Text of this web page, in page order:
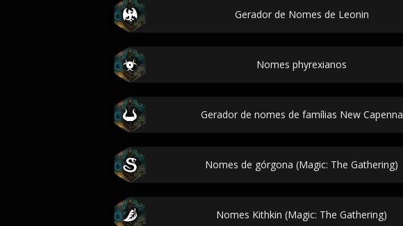
Gerador de Nomes de Leonin
Nomes phyrexianos
Gerador de nomes de famílias New Capenna
Nomes de górgona (Magic: The Gathering)
Nomes Kithkin (Magic: The Gathering)